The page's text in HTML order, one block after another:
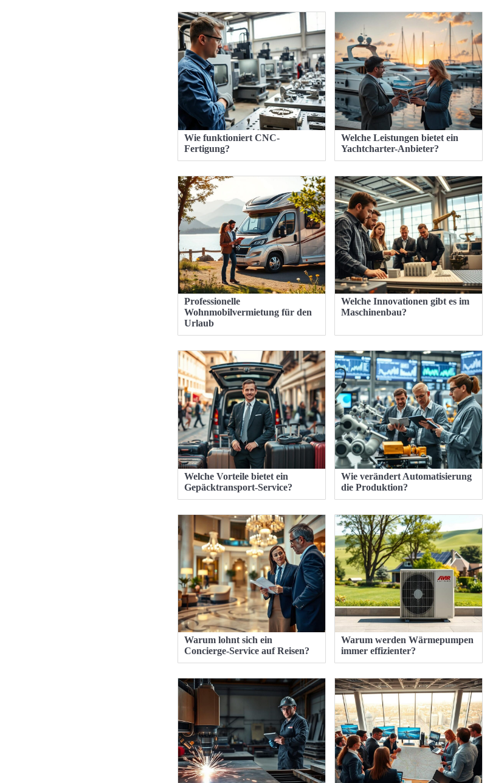
Wie funktioniert CNC-
Fertigung?
Welche Leistungen bietet ein
Yachtcharter-Anbieter?
Professionelle
Wohnmobilvermietung für den
Urlaub
Welche Innovationen gibt es im
Maschinenbau?
Welche Vorteile bietet ein
Gepäcktransport-Service?
Wie verändert Automatisierung
die Produktion?
Warum lohnt sich ein
Concierge-Service auf Reisen?
Warum werden Wärmepumpen
immer effizienter?